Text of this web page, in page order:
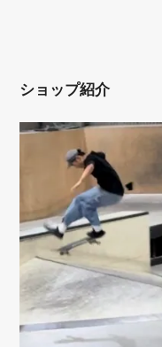
ショップ紹介